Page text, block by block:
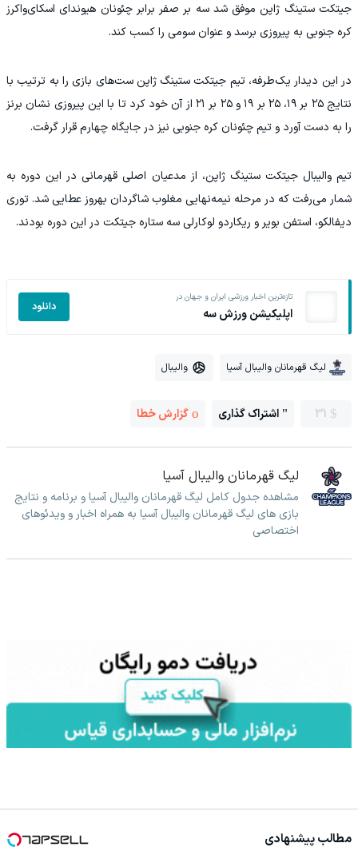
جیتکت ستینگ ژاپن موفق شد سه بر صفر برابر چئونان هیوندای اسکای‌واکرز
کره جنوبی به پیروزی برسد و عنوان سومی را کسب کند.
در این دیدار یک‌طرفه، تیم جیتکت ستینگ ژاپن ست‌های بازی را به ترتیب با
نتایج ۲۵ بر ۱۹، ۲۵ بر ۱۹ و ۲۵ بر ۲۱ از آن خود کرد تا با این پیروزی نشان برنز
را به دست آورد و تیم چئونان کره جنوبی نیز در جایگاه چهارم قرار گرفت.
تیم والیبال جیتکت ستینگ ژاپن، از مدعیان اصلی قهرمانی در این دوره به
شمار می‌رفت که در مرحله نیمه‌نهایی مغلوب شاگردان بهروز عطایی شد. توری
دیفالکو، استفن بویر و ریکاردو لوکارلی سه ستاره جیتکت در این دوره بودند.
تازه‌ترین اخبار ورزشی ایران و جهان در
اپلیکیشن ورزش سه دانلود
لیگ قهرمانان والیبال آسیا والیبال
31 اشتراک گذاری گزارش خطا
لیگ قهرمانان والیبال آسیا
مشاهده جدول کامل لیگ قهرمانان والیبال آسیا و برنامه و نتایج
بازی های لیگ قهرمانان والیبال آسیا به همراه اخبار و ویدئوهای
اختصاصی
مطالب پیشنهادی